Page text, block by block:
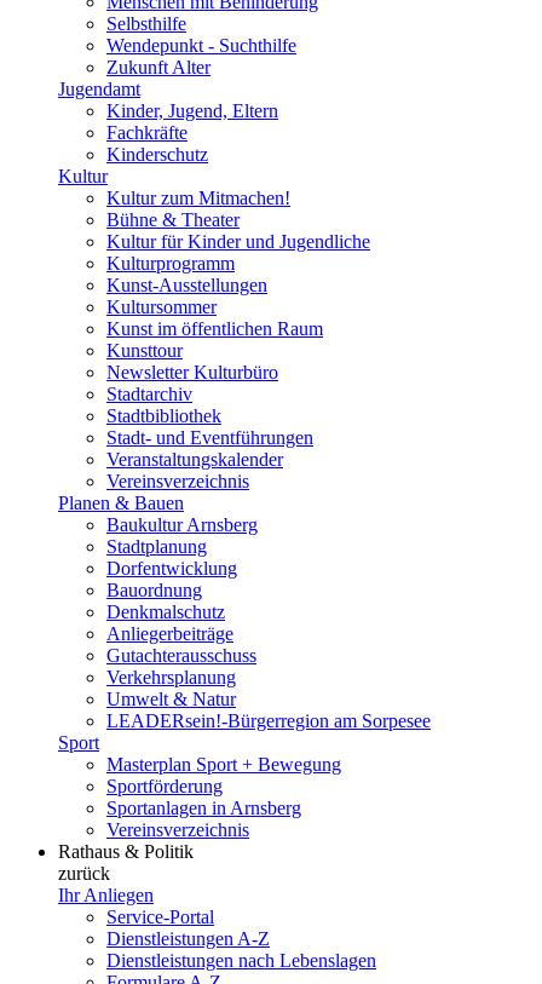
Selbsthilfe
Wendepunkt - Suchthilfe
Zukunft Alter
Jugendamt
Kinder, Jugend, Eltern
Fachkräfte
Kinderschutz
Kultur
Kultur zum Mitmachen!
Bühne & Theater
Kultur für Kinder und Jugendliche
Kulturprogramm
Kunst-Ausstellungen
Kultursommer
Kunst im öffentlichen Raum
Kunsttour
Newsletter Kulturbüro
Stadtarchiv
Stadtbibliothek
Stadt- und Eventführungen
Veranstaltungskalender
Vereinsverzeichnis
Planen & Bauen
Baukultur Arnsberg
Stadtplanung
Dorfentwicklung
Bauordnung
Denkmalschutz
Anliegerbeiträge
Gutachterausschuss
Verkehrsplanung
Umwelt & Natur
LEADERsein!-Bürgerregion am Sorpesee
Sport
Masterplan Sport + Bewegung
Sportförderung
Sportanlagen in Arnsberg
Vereinsverzeichnis
Rathaus & Politik
zurück
Ihr Anliegen
Service-Portal
Dienstleistungen A-Z
Dienstleistungen nach Lebenslagen